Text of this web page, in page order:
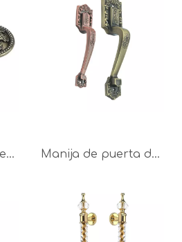
zinc, suministro de
fábrica, manija para
muebles
Manija de puerta de
aleación de zinc 200
mm 280 mm